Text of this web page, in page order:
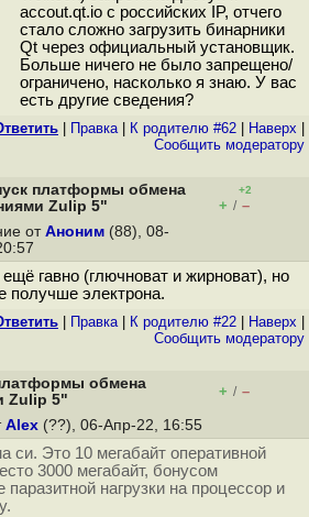
accout.qt.io с российских IP, отчего
стало сложно загрузить бинарники
Qt через официальный установщик.
Больше ничего не было запрещено/
ограничено, насколько я знаю. У вас
есть другие сведения?
Правка| К родителю #62 Наверх
Cообщить модератору
платформы обмена
Zulip 5"
+2
+ / –
от Аноним (88), 08-
ещё гавно (глючноват и жирноват), но
получше электрона.
Правка| К родителю #22 Наверх
Cообщить модератору
обмена
Zulip 5"
+ / –
Alex (??), 06-Апр-22, 16:55
си. Это 10 мегабайт оперативной
3000 мегабайт, бонусом
паразитной нагрузки на процессор и